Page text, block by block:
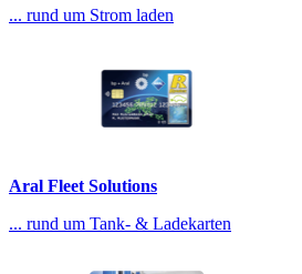
... rund um Strom laden
Aral Fleet Solutions
... rund um Tank- & Ladekarten